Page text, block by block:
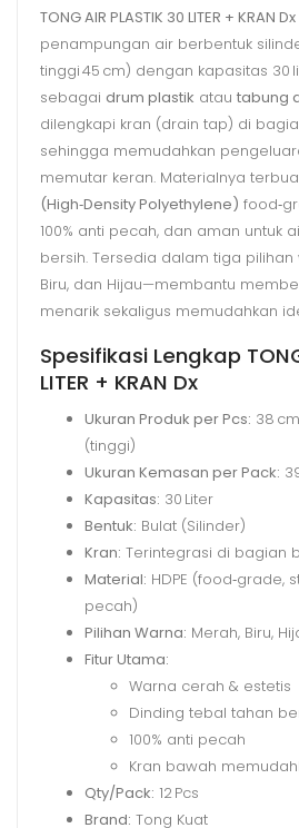
JUAL
HARGA
GROSIR
MURAH
TONG AIR PLASTIK 30 LITER + KRAN Dx
penampungan air berbentuk
tinggi 45 cm) dengan kapasitas 30
sebagai drum plastik atau tabung
dilengkapi kran (drain tap) di
sehingga memudahkan
memutar keran. Materialnya
(High‑Density Polyethylene)
100% anti pecah, dan aman untuk
bersih. Tersedia dalam tiga
Biru, dan Hijau—membantu
menarik sekaligus memudahkan
Spesifikasi Lengkap
LITER + KRAN Dx
Ukuran Produk per Pcs: 38
(tinggi)
Ukuran Kemasan per Pack:
Kapasitas: 30 Liter
Bentuk: Bulat (Silinder)
Kran: Terintegrasi di bagian
Material: HDPE (food‑grade,
pecah)
Pilihan Warna: Merah, Biru,
Fitur Utama:
Warna cerah & estetis
Dinding tebal tahan
100% anti pecah
Kran bawah
Qty/Pack: 12 Pcs
Brand: Tong Kuat